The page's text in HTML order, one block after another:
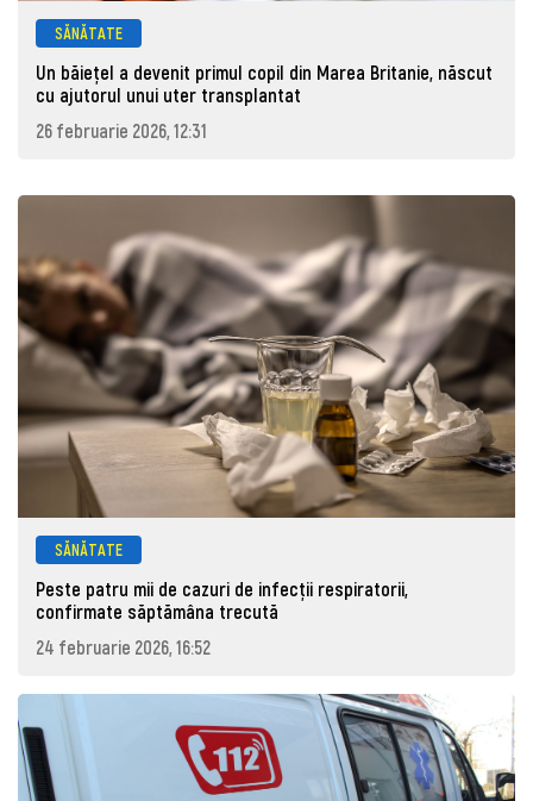
SĂNĂTATE
Un băiețel a devenit primul copil din Marea Britanie, născut
cu ajutorul unui uter transplantat
26 februarie 2026, 12:31
SĂNĂTATE
Peste patru mii de cazuri de infecţii respiratorii,
confirmate săptămâna trecută
24 februarie 2026, 16:52